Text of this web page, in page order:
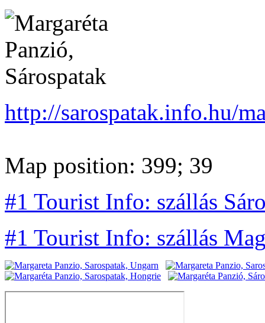
http://sarospatak.info.hu/
Map position: 399; 39
#1 Tourist Info: szállás
#1 Tourist Info: szállás